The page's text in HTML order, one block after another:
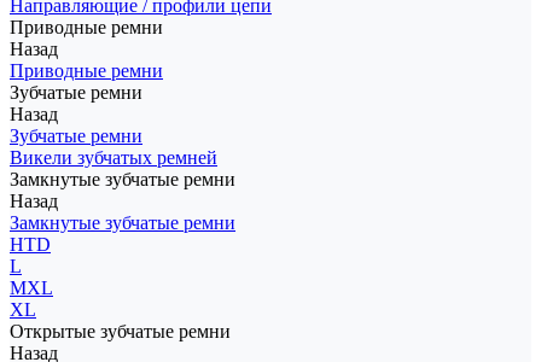
Направляющие / профили цепи
Приводные ремни
Назад
Приводные ремни
Зубчатые ремни
Назад
Зубчатые ремни
Викели зубчатых ремней
Замкнутые зубчатые ремни
Назад
Замкнутые зубчатые ремни
HTD
L
MXL
XL
Открытые зубчатые ремни
Назад